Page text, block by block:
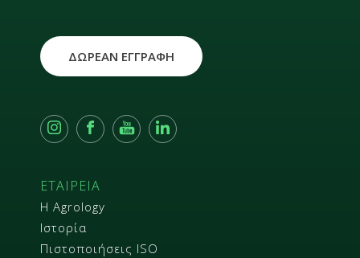
ΕΤΑΙΡΕΙΑ
Η Agrology
Ιστορία
Πιστοποιήσεις ISO
ΔΩΡΕΑΝ ΕΓΓΡΑΦΗ